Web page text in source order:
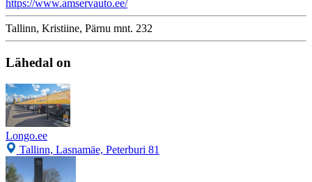
https://www.amservauto.ee/
Tallinn, Kristiine, Pärnu mnt. 232
Lähedal on
Longo.ee
Tallinn, Lasnamäe, Peterburi 81